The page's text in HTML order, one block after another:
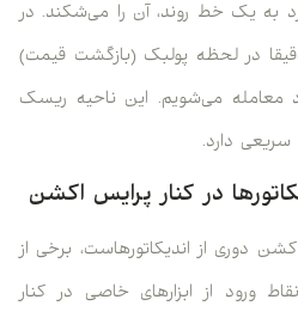
2 یا 3 بار برخورد به یک خط روند، آن را می‌شکند. در
در لحظه پولبک (بازگشت قیمت)
می‌شویم. این ناحیه ریسک
دارد.
دوری از اندیکاتورهاست، برخی از
ورود از ابزارهای خاصی در کنار